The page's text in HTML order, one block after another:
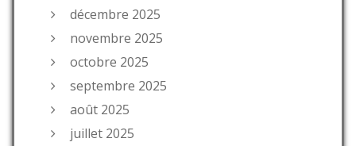
décembre 2025
novembre 2025
octobre 2025
septembre 2025
août 2025
juillet 2025